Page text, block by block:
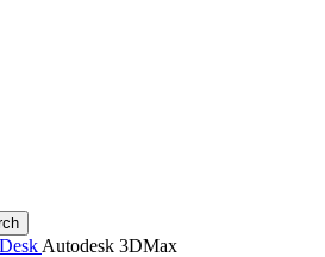
Autodesk 3DMax